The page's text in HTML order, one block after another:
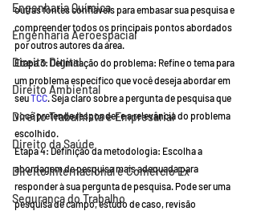
Engenharia Química
Engenharia Aeroespacial
Direito Digital
Direito Ambiental
Direito Trabalhista e Empresarial
Direito da Saúde
Direito Internacional e Comércio Ex
Segurança do Trabalho
outras fontes confiáveis para embasar sua pesquisa e
compreender todos os principais pontos abordados
por outros autores da área.
Etapa 3: Delimitação do problema: Refine o tema para
um problema específico que você deseja abordar em
seu TCC. Seja claro sobre a pergunta de pesquisa que
você pretende responder e a relevância do problema
escolhido.
Etapa 4: Definição da metodologia: Escolha a
abordagem de pesquisa mais adequada para
responder à sua pergunta de pesquisa. Pode ser uma
pesquisa de campo, estudo de caso, revisão